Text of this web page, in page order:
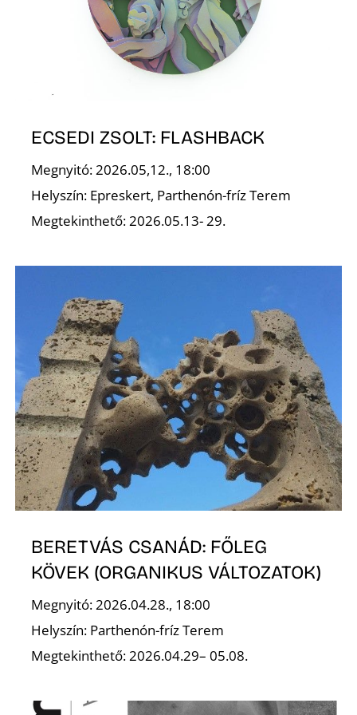
ECSEDI ZSOLT: FLASHBACK
Megnyitó: 2026.05,12., 18:00
Helyszín: Epreskert, Parthenón-fríz Terem
Megtekinthető: 2026.05.13- 29.
BERETVÁS CSANÁD: FŐLEG
KÖVEK (ORGANIKUS VÁLTOZATOK)
Megnyitó: 2026.04.28., 18:00
Helyszín: Parthenón-fríz Terem
Megtekinthető: 2026.04.29– 05.08.